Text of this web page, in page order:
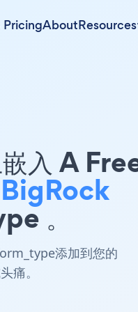
PricingAboutResources
入 A
BigRock
。
添加到您的
痛。